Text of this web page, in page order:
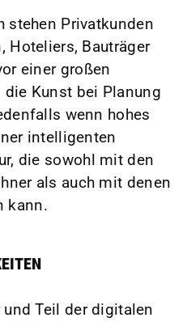
stehen Privatkunden
Hoteliers, Bauträger
einer großen
Kunst bei Planung
wenn hohes
intelligenten
die sowohl mit den
als auch mit denen
kann.
Teil der digitalen